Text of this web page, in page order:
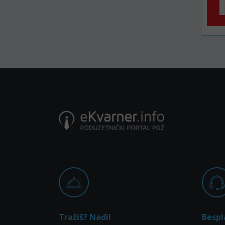
Tražiš? Nađi!